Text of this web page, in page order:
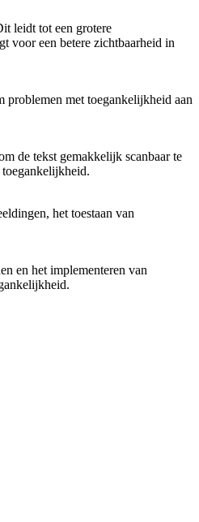
leidt tot een grotere
voor een betere zichtbaarheid in
met toegankelijkheid aan
de tekst gemakkelijk scanbaar te
het toestaan van
en het implementeren van